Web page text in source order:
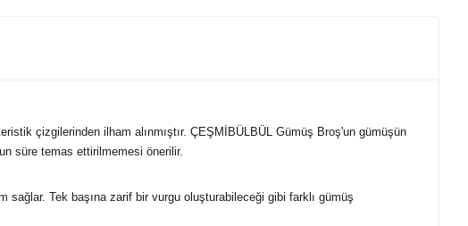
çizgilerinden ilham alınmıştır. ÇEŞMİBÜLBÜL Gümüş Broş'un gümüşün
süre temas ettirilmemesi önerilir.
sağlar. Tek başına zarif bir vurgu oluşturabileceği gibi farklı gümüş